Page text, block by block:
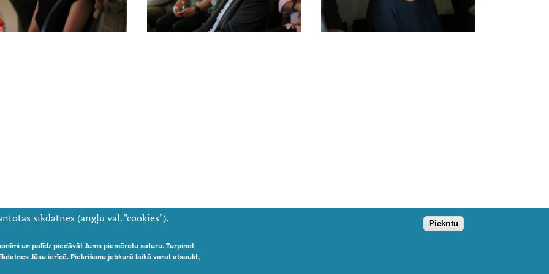
- Kronvalda bulvāris 9, Rīga
sīkdatnes (angļu val. "cookies").
un palīdz piedāvāt Jums piemērotu saturu. Turpinot
Jūsu ierīcē. Piekrišanu jebkurā laikā varat atsaukt,
Piekrītu